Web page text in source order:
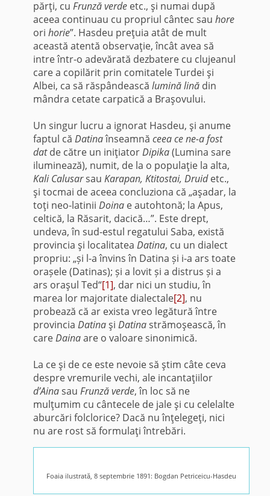
părţi, cu Frunză verdeetc., şi numai după
aceea continuau cu propriul cântec sau hore
ori horie”. Hasdeu preţuia atât de mult
această atentă observaţie, încât avea să
intre într-o adevărată dezbatere cu clujeanul
care a copilărit prin comitatele Turdei şi
Albei, ca să răspândească lumină linădin
mândra cetate carpatică a Braşovului.
Un singur lucru a ignorat Hasdeu, şi anume
faptul că Datinaînseamnă ceea ce ne-a fost
datde către un iniţiatorDipika(Lumina sare
iluminează), numit, de la o populaţie la alta,
Kali Calusarsau Karapan, Ktitostai, Druidetc.,
şi tocmai de aceea concluziona că „aşadar, la
toţi neo-latinii Doinae autohtonă; la Apus,
celtică, la Răsarit, dacică…”. Este drept,
undeva, în sud-estul regatului Saba, există
provincia şi localitatea Datina, cu un dialect
propriu: „și l-a învins în Datina și i-a ars toate
orașele (Datinas); și a lovit și a distrus și a
ars oraşul Ted“[1], dar nici un studiu, în
marea lor majoritate dialectale[2], nu
probează că ar exista vreo legătură între
provincia Datinaşi Datinastrămoşească, în
careDainaare o valoare sinonimică.
La ce şi de ce este nevoie să ştim câte ceva
despre vremurile vechi, ale incantaţiilor
d’Ainasau Frunză verde, în loc să ne
mulţumim cu cântecele de jale şi cu celelalte
aburcări folclorice? Dacă nu înţelegeţi, nici
nu are rost să formulaţi întrebări.
Foaia ilustrată, 8 septembrie 1891: Bogdan Petriceicu-Hasdeu